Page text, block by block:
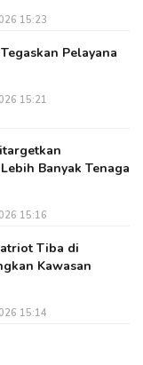
15:23
Pelayana
15:21
Banyak Tenaga
15:16
Tiba di
Kawasan
15:14